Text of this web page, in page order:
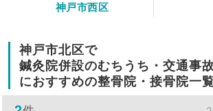
神戸市西区
神戸市北区で
鍼灸院併設のむちうち・交通事
におすすめの整骨院・接骨院一